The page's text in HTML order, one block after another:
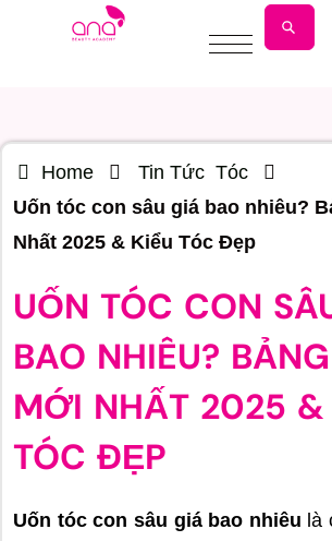
Home Tin Tức Tóc
Uốn tóc con sâu giá bao nhiêu?
Nhất 2025 & Kiểu Tóc Đẹp
UỐN TÓC CON
BAO NHIÊU?
MỚI NHẤT 2025 &
TÓC ĐẸP
Uốn tóc con sâu giá bao nhiêu là